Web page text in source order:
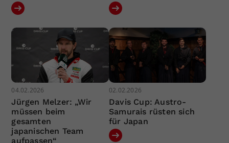
04.02.2026
Jürgen Melzer: „Wir
müssen beim
gesamten
japanischen Team
aufpassen“
02.02.2026
Davis Cup: Austro-
Samurais rüsten sich
für Japan